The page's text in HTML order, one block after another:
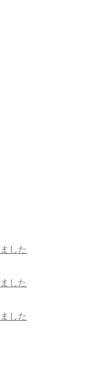
した
した
した